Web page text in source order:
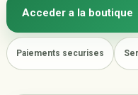
Acceder a la boutique
Paiements securises